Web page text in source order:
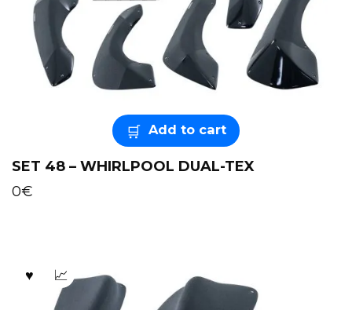
Add to cart
SET 48 – WHIRLPOOL DUAL-TEX
0€